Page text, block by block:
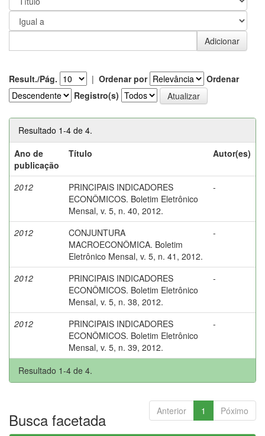
Result./Pág. | Ordenar por
Ordenar
Registro(s)
Resultado 1-4 de 4.
Ano de
publicação
Título Autor(es)
2012
PRINCIPAIS INDICADORES
ECONÔMICOS. Boletim Eletrônico
Mensal, v. 5, n. 40, 2012.
-
2012
CONJUNTURA
MACROECONÔMICA. Boletim
Eletrônico Mensal, v. 5, n. 41, 2012.
-
2012
PRINCIPAIS INDICADORES
ECONÔMICOS. Boletim Eletrônico
Mensal, v. 5, n. 38, 2012.
-
2012
PRINCIPAIS INDICADORES
ECONÔMICOS. Boletim Eletrônico
Mensal, v. 5, n. 39, 2012.
-
Resultado 1-4 de 4.
Anterior 1 Póximo
Busca facetada